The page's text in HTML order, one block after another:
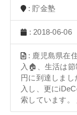
: 貯金塾
: 2018-06-06
: 鹿児島県在
入🏠、生活は
円に到達しま
入し、更に
索しています。